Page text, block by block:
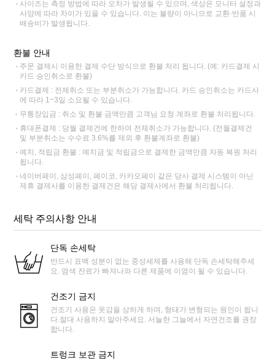
사이즈는 측정 방법에 따라 오차가 발생될 수 있으며, 색상은 모니터 설정과
사양에 따라 차이가 있을 수 있습니다. 이는 불량이 아니므로 교환·반품 시
배송비가 발생됩니다.
환불 안내
주문 결제시 이용한 결제 수단 방식으로 환불 처리 됩니다. (예: 카드결제 시
카드 승인취소로 환불)
카드결제 : 전체취소 또는 부분취소가 가능합니다. 카드 승인취소는 카드사
에 따라 1~3일 소요될 수 있습니다.
무통장입금 : 취소 및 환불 금액만큼 고객님 요청 계좌로 환불 처리됩니다.
휴대폰결제 : 당월 결제건에 한하여 전체취소가 가능합니다. (전월결제건
및 부분취소는 수수료 3.6%를 제외 후 환불계좌로 환불)
예치, 적립금 환불 : 예치금 및 적립금으로 결제한 금액만큼 자동 복원 처리
됩니다.
네이버페이, 삼성페이, 페이코, 카카오페이 같은 당사 결제 시스템이 아닌
제휴 결제사를 이용한 결제건은 해당 결제사에서 환불 처리됩니다.
세탁 주의사항 안내
단독 손세탁
반드시 표백 성분이 없는 중성세제를 사용해 단독 손세탁해주세
요. 염색 잔료가 빠져나와 다른 제품에 이염이 될 수 있습니다.
건조기 금지
건조기 사용은 옷감을 상하게 하며, 형태가 변형되는 원인이 됩니
다.절대 사용하지 말아주세요. 서늘한 그늘에서 자연건조를 권장
합니다.
트렁크 보관 금지